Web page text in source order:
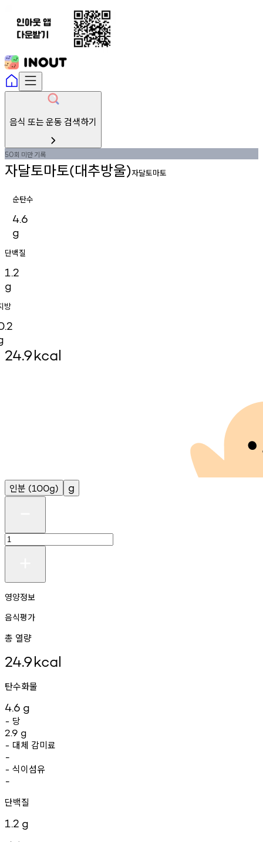
음식 또는 운동 검색하기
50회 미만기록
자달토마토(대추방울)자달토마토
순탄수
4.6
g
단백질
1.2
g
방
24.9kcal
인분 (100g) g
영양정보
음식평가
총 열량
24.9kcal
탄수화물
4.6 g
- 당
2.9 g
- 대체 감미료
-
- 식이섬유
-
단백질
1.2 g